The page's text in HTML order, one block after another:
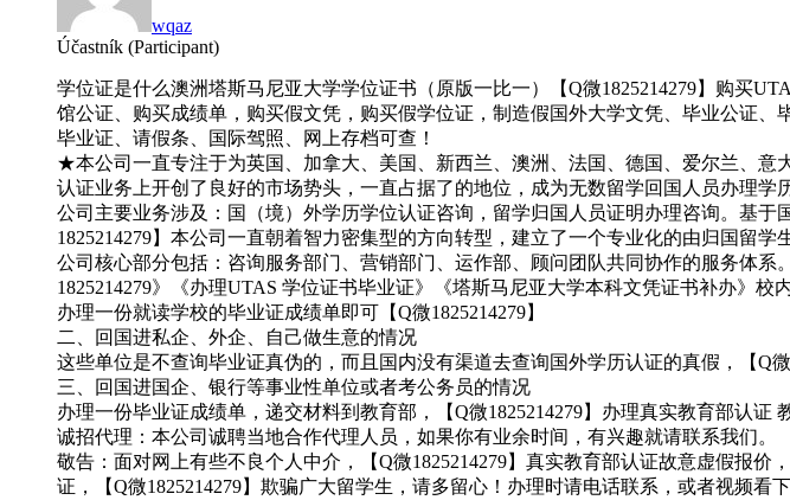
wqaz
Účastník (Participant)
学位证是什么澳洲塔斯马尼亚大学学位证书（原版一比一）【Q微1825214279】购买
馆公证、购买成绩单，购买假文凭，购买假学位证，制造假国外大学文凭、毕业公证
毕业证、请假条、国际驾照、网上存档可查！
★本公司一直专注于为英国、加拿大、美国、新西兰、澳洲、法国、德国、爱尔兰、意
认证业务上开创了良好的市场势头，一直占据了的地位，成为无数留学回国人员办理学
公司主要业务涉及：国（境）外学历学位认证咨询，留学归国人员证明办理咨询。基
1825214279】本公司一直朝着智力密集型的方向转型，建立了一个专业化的由归国留学
公司核心部分包括：咨询服务部门、营销部门、运作部、顾问团队共同协作的服务体系
1825214279》《办理UTAS 学位证书毕业证》《塔斯马尼亚大学本科文凭证书补办》
办理一份就读学校的毕业证成绩单即可【Q微1825214279】
二、回国进私企、外企、自己做生意的情况
这些单位是不查询毕业证真伪的，而且国内没有渠道去查询国外学历认证的真假，【Q
三、回国进国企、银行等事业性单位或者考公务员的情况
办理一份毕业证成绩单，递交材料到教育部，【Q微1825214279】办理真实教育部认证
诚招代理：本公司诚聘当地合作代理人员，如果你有业余时间，有兴趣就请联系我们。
敬告：面对网上有些不良个人中介，【Q微1825214279】真实教育部认证故意虚假报
证，【Q微1825214279】欺骗广大留学生，请多留心！办理时请电话联系，或者视频